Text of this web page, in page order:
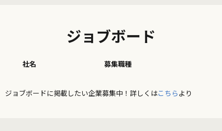
ジョブボード
社名 募集職種
ジョブボードに掲載したい企業募集中！詳しくはこちら より